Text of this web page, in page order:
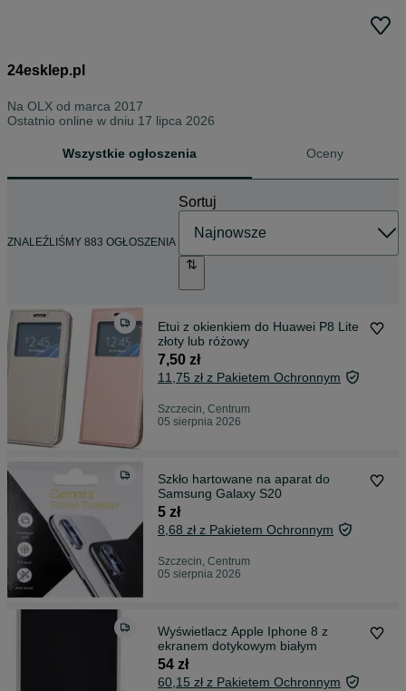
24esklep.pl
Na OLX od marca 2017
Ostatnio online w dniu 17 lipca 2026
Wszystkie ogłoszenia Oceny
ZNALEŹLIŚMY 883 OGŁOSZENIA
Sortuj
Etui z okienkiem do Huawei P8 Lite
złoty lub różowy
7,50 zł
11,75 zł z Pakietem Ochronnym
Szczecin, Centrum
05 sierpnia 2026
Szkło hartowane na aparat do
Samsung Galaxy S20
5 zł
8,68 zł z Pakietem Ochronnym
Szczecin, Centrum
05 sierpnia 2026
Wyświetlacz Apple Iphone 8 z
ekranem dotykowym białym
54 zł
60,15 zł z Pakietem Ochronnym